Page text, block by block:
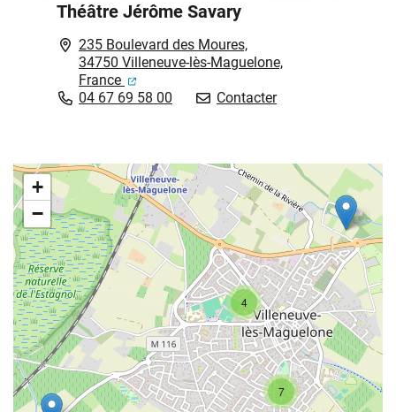
Théâtre Jérôme Savary
235 Boulevard des Moures,
34750 Villeneuve-lès-Maguelone,
France
(ouverture dans un nouvel onglet)
04 67 69 58 00
ContacterThéâtre Jérôme
7
4
+
−